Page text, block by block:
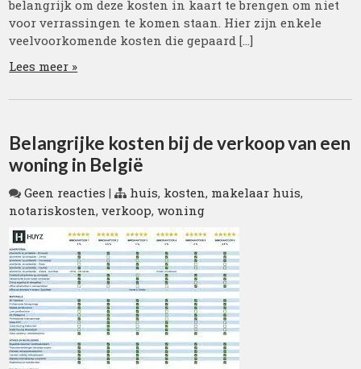
belangrijk om deze kosten in kaart te brengen om niet
voor verrassingen te komen staan. Hier zijn enkele
veelvoorkomende kosten die gepaard […]
Lees meer »
Belangrijke kosten bij de verkoop van een
woning in België
Geen reacties | huis, kosten, makelaar huis,
notariskosten,verkoop,woning